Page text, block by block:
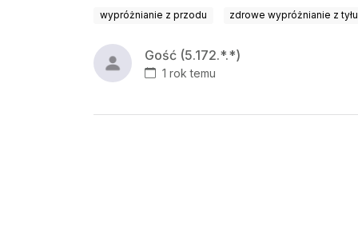
wypróżnianie z przodu zdrowe wypróżnianie z tyłu
Gość (5.172.*.*)
1 rok temu